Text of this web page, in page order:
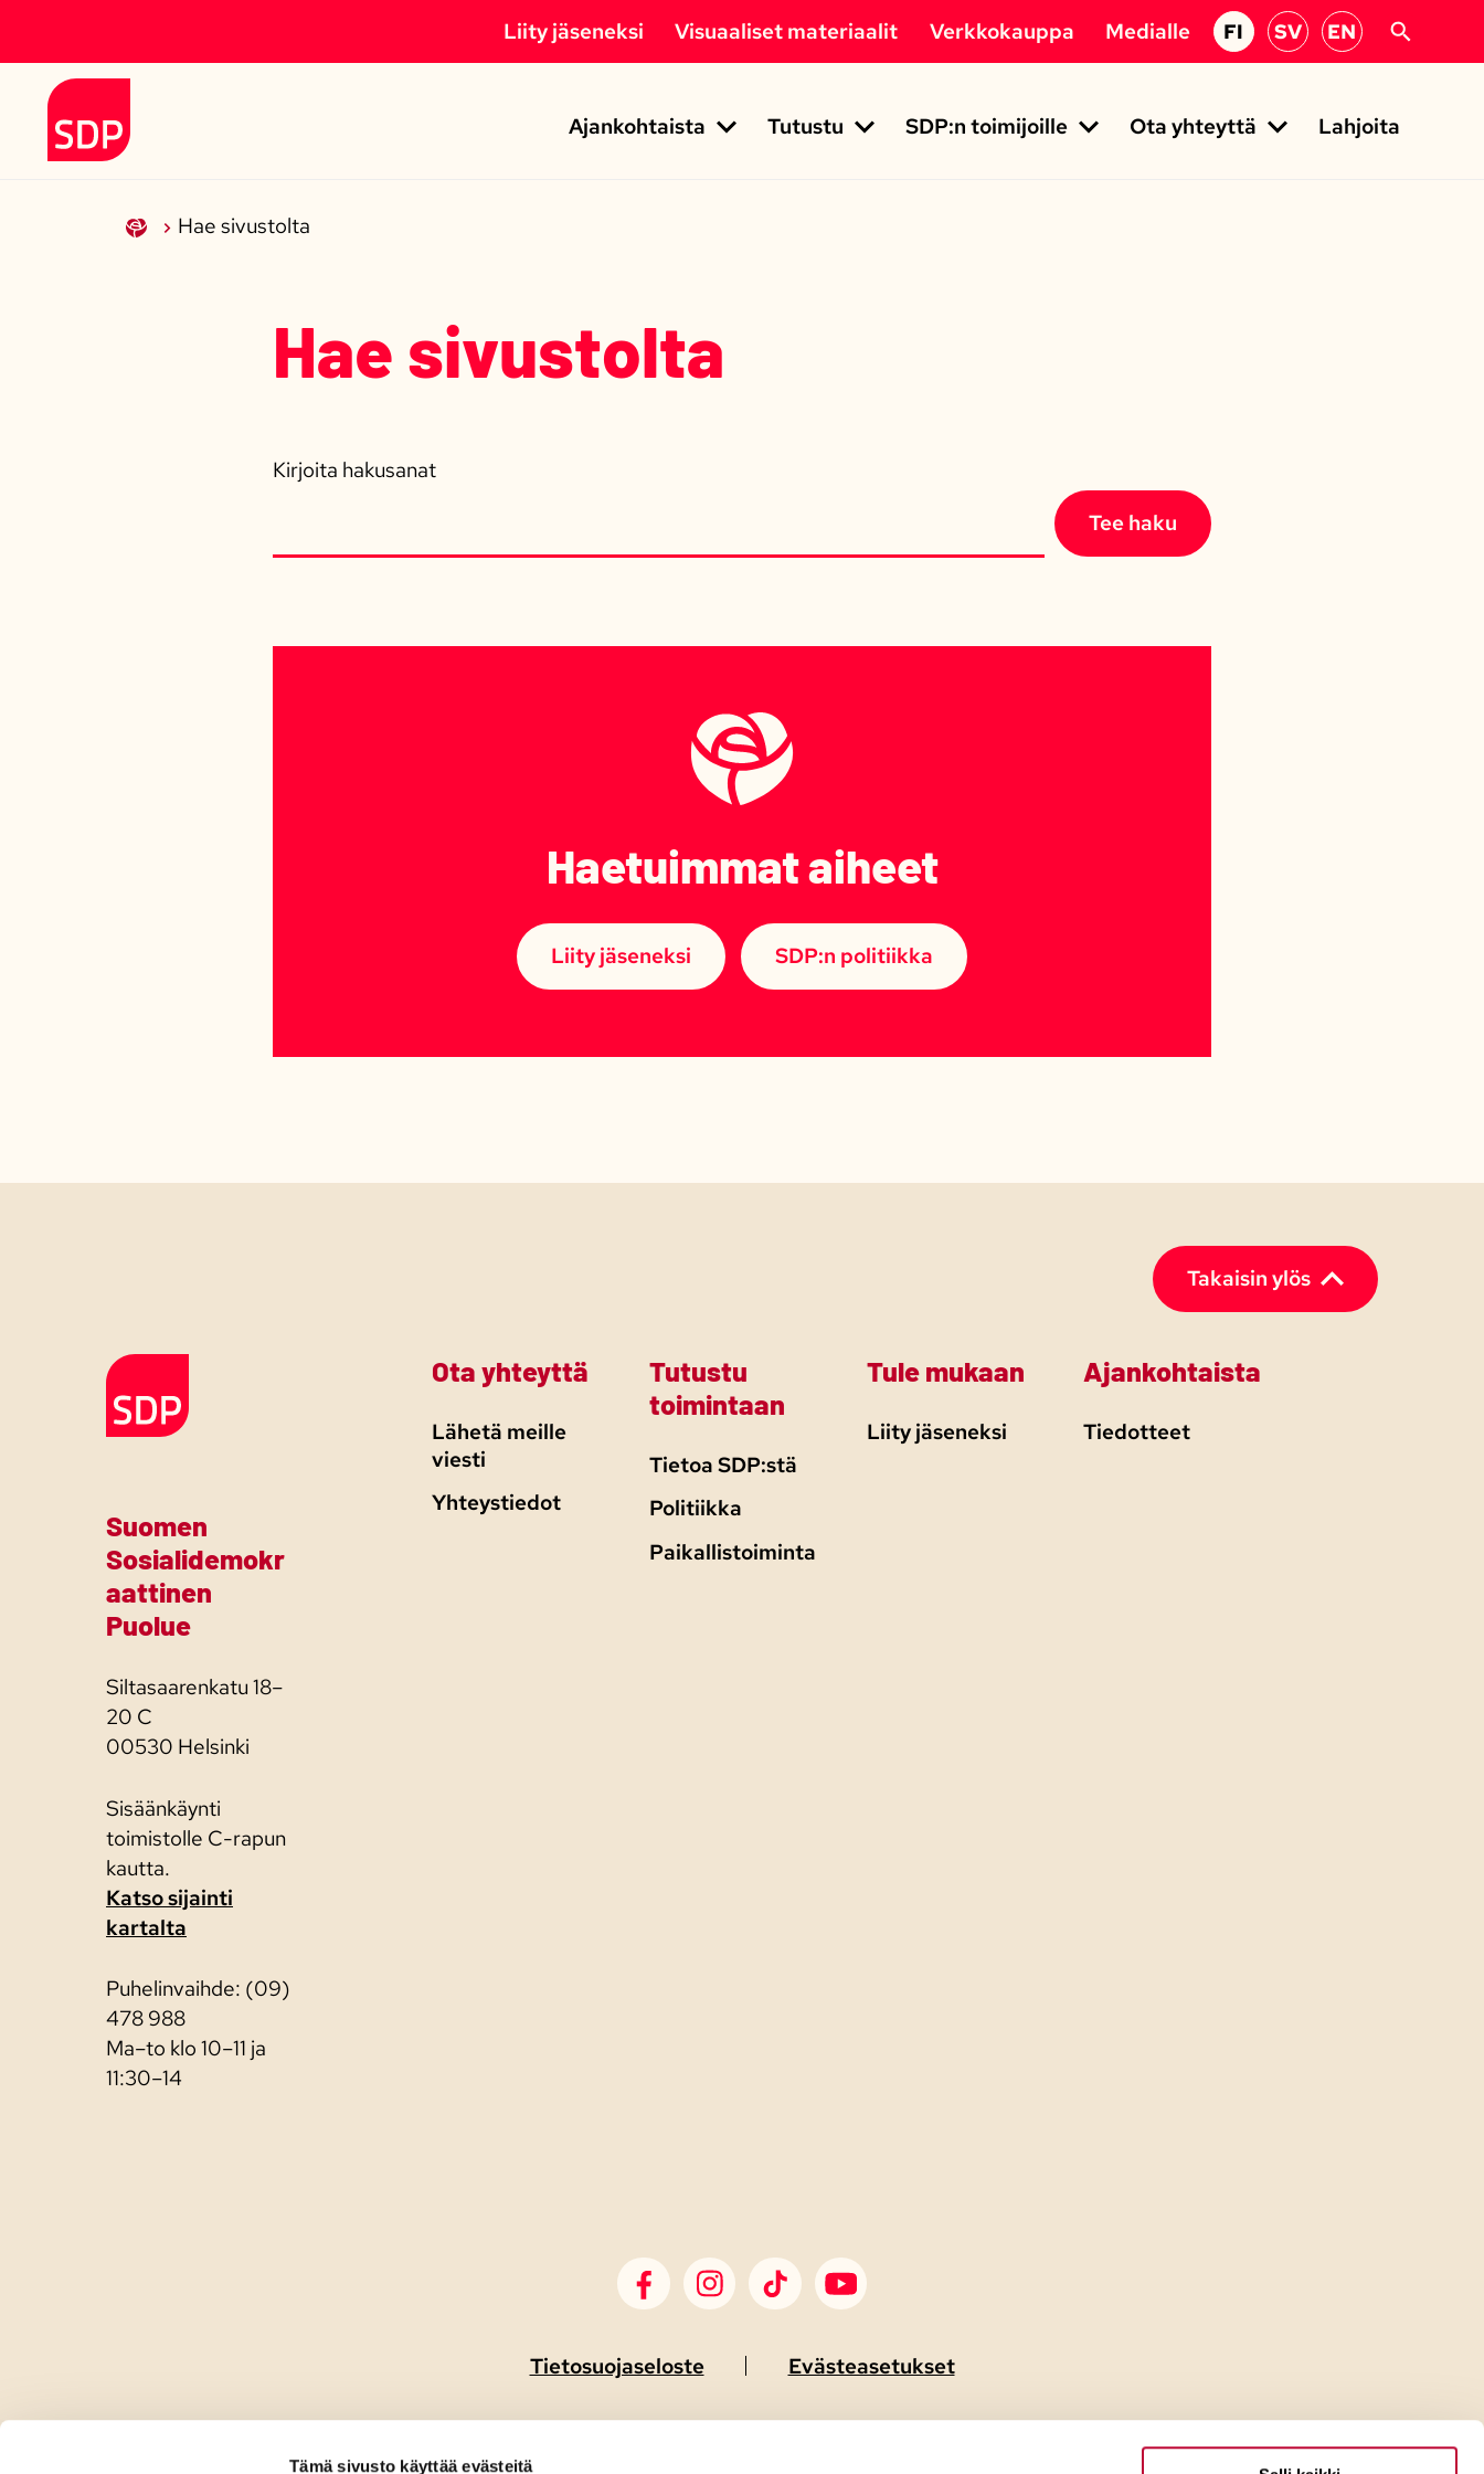
Tämä sivusto käyttää evästeitä
Etusivulle
Ajankohtaista
Tutustu SDP:n toimijoille Ota yhteyttä Lahjoita
Liity jäseneksi Visuaaliset materiaalit Verkkokauppa Medialle FI SV EN
Hae sivustolta
Hae sivustolta
Kirjoita hakusanat
Tee haku
Haetuimmat aiheet
Liity jäseneksi SDP:n politiikka
Takaisin ylös
Etusivulle
Suomen
Sosialidemokr
aattinen
Puolue
Siltasaarenkatu 18–
20 C
00530 Helsinki
Sisäänkäynti
toimistolle C-rapun
kautta.
Katso sijainti
kartalta
Puhelinvaihde: (09)
478 988
Ma–to klo 10–11 ja
11:30–14
Ota yhteyttä
Lähetä meille
viesti
Yhteystiedot
Tutustu
toimintaan
Tietoa SDP:stä
Politiikka
Paikallistoiminta
Tule mukaan
Liity jäseneksi
Ajankohtaista
Tiedotteet
SDP Facebook
SDP Instagram
SDP TikTokSDP Youtube
Tietosuojaseloste Evästeasetukset